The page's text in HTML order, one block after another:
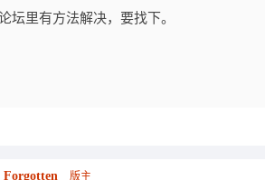
坛里有方法解决，要找下。
Forgotten
版主